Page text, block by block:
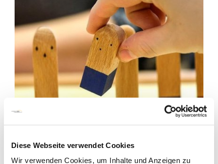
Diese Webseite verwendet Cookies
Wir verwenden Cookies, um Inhalte und Anzeigen zu
Ergotherapie
Eingebettet in ein interdisziplinär
ausgerichtetes Behandlungskonzept strebt die